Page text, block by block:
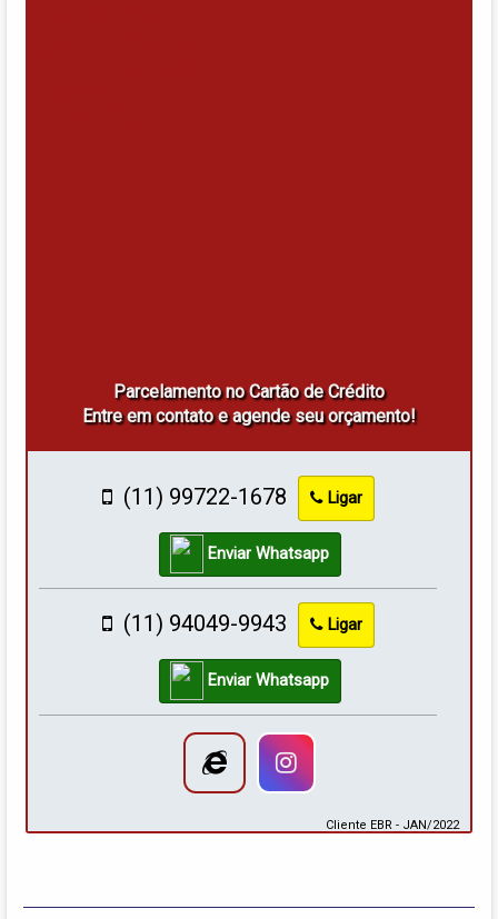
Parcelamento no Cartão de Crédito
Entre em contato e agende seu orçamento!
(11) 99722-1678 Ligar
Enviar Whatsapp
(11) 94049-9943 Ligar
Enviar Whatsapp
Cliente EBR - JAN/2022